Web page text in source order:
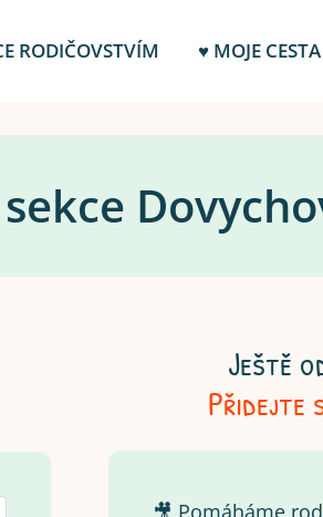
RODIČOVSTVÍM ♥ MOJE CESTA
Ještě
Přidejte
🎥 Pomáháme